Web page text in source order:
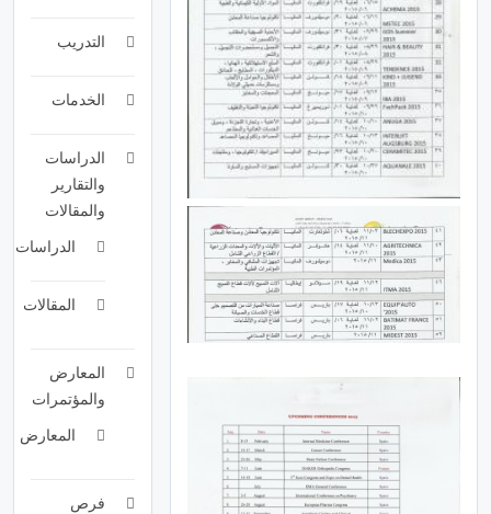
التدريب
الخدمات
الدراسات
والتقارير
والمقالات
الدراسات
المقالات
المعارض
والمؤتمرات
المعارض
فرص